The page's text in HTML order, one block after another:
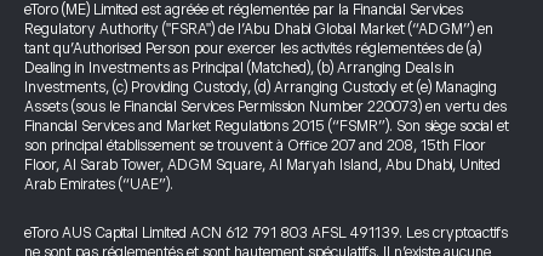
eToro (ME) Limited est agréée et réglementée par la Financial Services
Regulatory Authority ("FSRA") de l’Abu Dhabi Global Market (“ADGM”) en
tant qu’Authorised Person pour exercer les activités réglementées de (a)
Dealing in Investments as Principal (Matched), (b) Arranging Deals in
Investments, (c) Providing Custody, (d) Arranging Custody et (e) Managing
Assets (sous le Financial Services Permission Number 220073) en vertu des
Financial Services and Market Regulations 2015 (“FSMR”). Son siège social et
son principal établissement se trouvent à Office 207 and 208, 15th Floor
Floor, Al Sarab Tower, ADGM Square, Al Maryah Island, Abu Dhabi, United
Arab Emirates (“UAE”).
eToro AUS Capital Limited ACN 612 791 803 AFSL 491139. Les cryptoactifs
ne sont pas réglementés et sont hautement spéculatifs. Il n’existe aucune